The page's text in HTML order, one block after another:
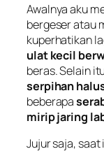
Awalnya aku
bergeser atau
kuperhatikan
ulat kecil
beras. Selain
serpihan
beberapa
mirip jaring
Jujur saja, saat